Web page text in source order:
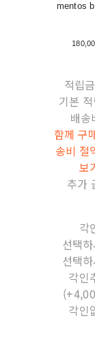
mentos
적립금
기본 적
배송
함께 구
송비 절
보
추가
각
선택
선택
각인
각인